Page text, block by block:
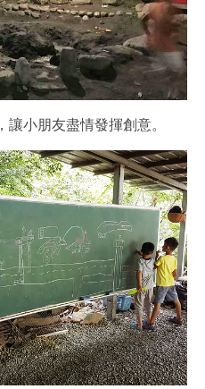
小朋友盡情發揮創意。